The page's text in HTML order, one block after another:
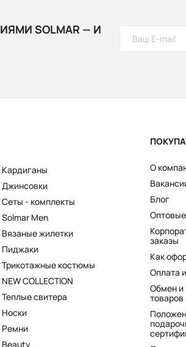
SOLMAR — И
Кардиганы
Джинсовки
Сеты - комплекты
Solmar Men
Вязаные жилетки
Пиджаки
Трикотажные костюмы
NEW COLLECTION
Теплые свитера
Носки
Ремни
Beauty
О
Блог
заказы
Как
Оплата
Обмен и
товаров